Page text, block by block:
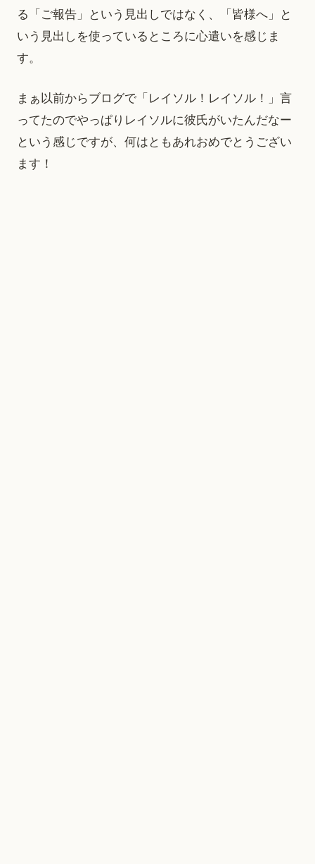
る「ご報告」という見出しではなく、「皆様へ」と
いう見出しを使っているところに心遣いを感じま
す。
まぁ以前からブログで「レイソル！レイソル！」言
ってたのでやっぱりレイソルに彼氏がいたんだなー
という感じですが、何はともあれおめでとうござい
ます！